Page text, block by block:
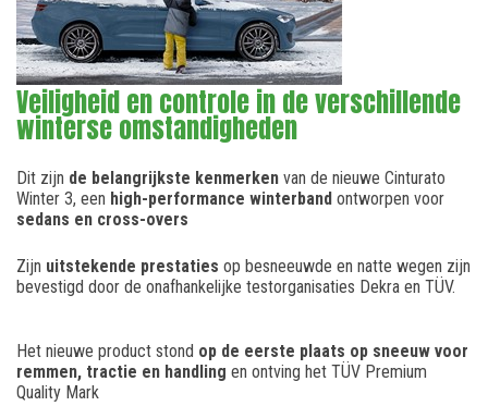
Veiligheid en controle in de verschillende
winterse omstandigheden
Dit zijn de belangrijkste kenmerken van de nieuwe Cinturato
Winter 3, een high-performance winterband ontworpen voor
sedans en cross-overs
Zijn uitstekende prestaties op besneeuwde en natte wegen zijn
bevestigd door de onafhankelijke testorganisaties Dekra en TÜV.
Het nieuwe product stond op de eerste plaats op sneeuw voor
remmen, tractie en handling en ontving het TÜV Premium
Quality Mark